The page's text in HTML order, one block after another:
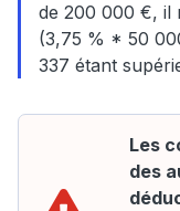
de 200 000 €, il
(3,75 % * 50
337 étant
Les
des